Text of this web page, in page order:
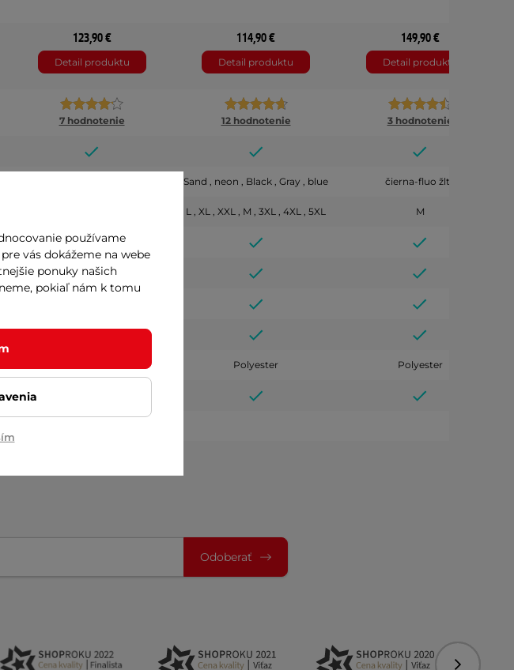
123,90 €
Detail produktu
114,90 €
Detail produktu
149,90 €
Detail produktu
7 hodnotenie 12 hodnotenie 3 hodnotenie
Sand , neon , Black , Gray , blue čierna-fluo žltá
L , XL , XXL , M , 3XL , 4XL , 5XL M
Polyester Polyester
Odoberať
používame
vás dokážeme na webe
ponuky našich
pokiaľ nám k tomu